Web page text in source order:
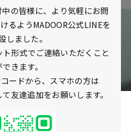
の皆様に、より気軽にお問
るようMADOOR公式LINEを
しました。
形式でご連絡いただくこと
きます。
ードから、スマホの方は
て友達追加をお願いします。